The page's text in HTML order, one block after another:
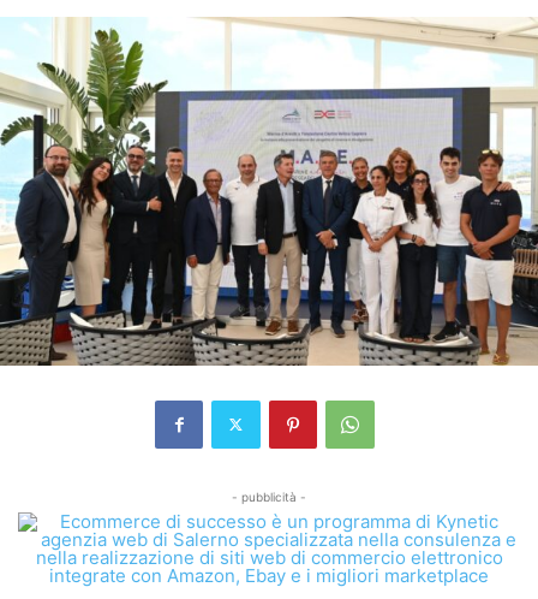
- pubblicità -